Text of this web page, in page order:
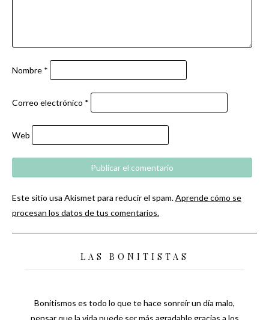
Nombre *
Correo electrónico *
Web
Este sitio usa Akismet para reducir el spam.Aprende cómo se
procesan los datos de tus comentarios.
LAS BONITISTAS
Bonitismos es todo lo que te hace sonreír un día malo,